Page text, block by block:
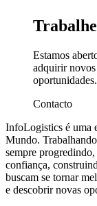
Estamos
adquirir
oportunidades.
Contactо
InfoLogistics é uma
Mundo.
sempre
confiança,
buscam se tornar
e descobrir novas